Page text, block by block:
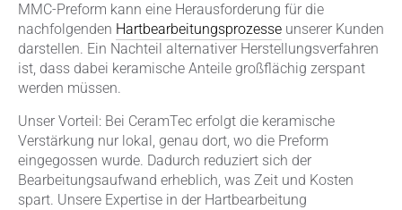
MMC-Preform kann eine Herausforderung für die
nachfolgenden Hartbearbeitungsprozesse unserer Kunden
darstellen. Ein Nachteil alternativer Herstellungsverfahren
ist, dass dabei keramische Anteile großflächig zerspant
werden müssen.
Unser Vorteil: Bei CeramTec erfolgt die keramische
Verstärkung nur lokal, genau dort, wo die Preform
eingegossen wurde. Dadurch reduziert sich der
Bearbeitungsaufwand erheblich, was Zeit und Kosten
spart. Unsere Expertise in der Hartbearbeitung